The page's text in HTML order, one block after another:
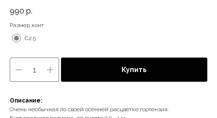
990 р.
Размер конт
С2.5
Купить
Описание:
Очень необычная по своей осенней расцветке гортензия.